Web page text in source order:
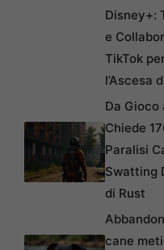
Disney+:
e
TikTok
l’Ascesa
Da Gioco
Chiede
Paralisi
Swatting
di Rust
cane